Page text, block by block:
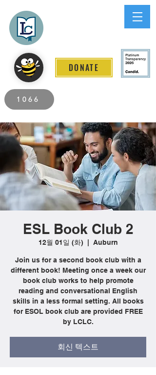
DONATE
1066
ESL Book Club 2
12월 01일 (화)
  |
Auburn
Join us for a second book club with a
different book! Meeting once a week our
book club works to help promote
reading and conversational English
skills in a less formal setting. All books
for ESOL book club are provided FREE
by LCLC.
회신 텍스트